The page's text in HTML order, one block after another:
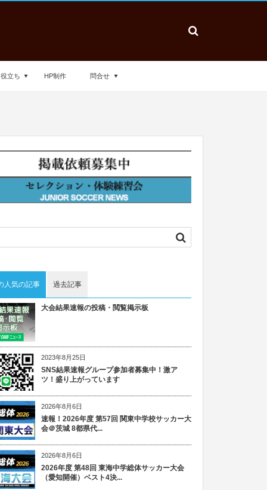
立ち HP制作 問合せ
人気の記事 過去記事
大会結果速報の投稿・閲覧掲示板
2023年8月25日
SNS結果速報グループ参加者募集中！激ア
ツ！盛り上がっています
2026年8月6日
速報！2026年度 第57回 関東中学校サッカー大
会＠茨城 8都県代...
2026年8月6日
2026年度 第48回 東海中学総体サッカー大会
（愛知開催）ベスト4決...